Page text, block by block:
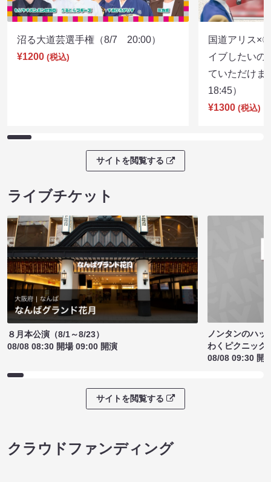
沼る大道芸選手権（8/7 20:00）
¥1200 (税込)
国道アリス×
イブしたいの
ていただけ
18:45）
¥1300 (税込)
サイトを閲覧する
ライブチケット
８月本公演（8/1～8/23）
08/08 08:30 開場 09:00 開演
ノンタンのハッ
わくピクニック
08/08 09:30 開
サイトを閲覧する
クラウドファンディング